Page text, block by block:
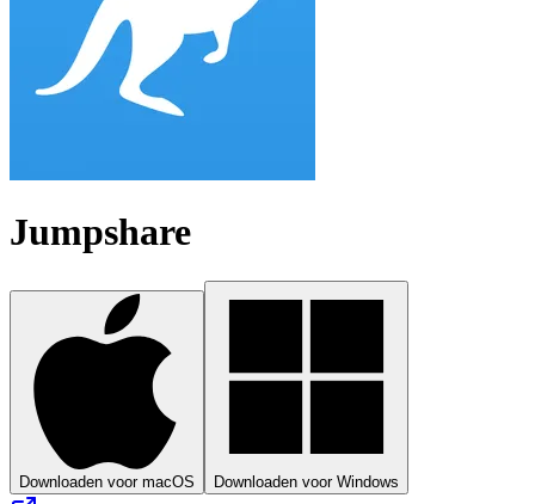
Jumpshare
Downloaden voor macOS Downloaden voor Windows